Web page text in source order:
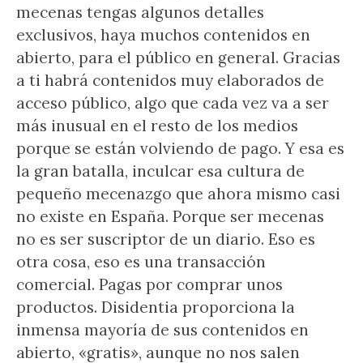
mecenas tengas algunos detalles
exclusivos, haya muchos contenidos en
abierto, para el público en general. Gracias
a ti habrá contenidos muy elaborados de
acceso público, algo que cada vez va a ser
más inusual en el resto de los medios
porque se están volviendo de pago. Y esa es
la gran batalla, inculcar esa cultura de
pequeño mecenazgo que ahora mismo casi
no existe en España. Porque ser mecenas
no es ser suscriptor de un diario. Eso es
otra cosa, eso es una transacción
comercial. Pagas por comprar unos
productos. Disidentia proporciona la
inmensa mayoría de sus contenidos en
abierto, «gratis», aunque no nos salen